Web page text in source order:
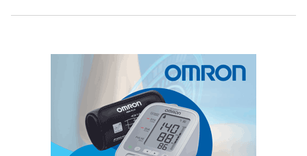
застапник на македонските национални особености и